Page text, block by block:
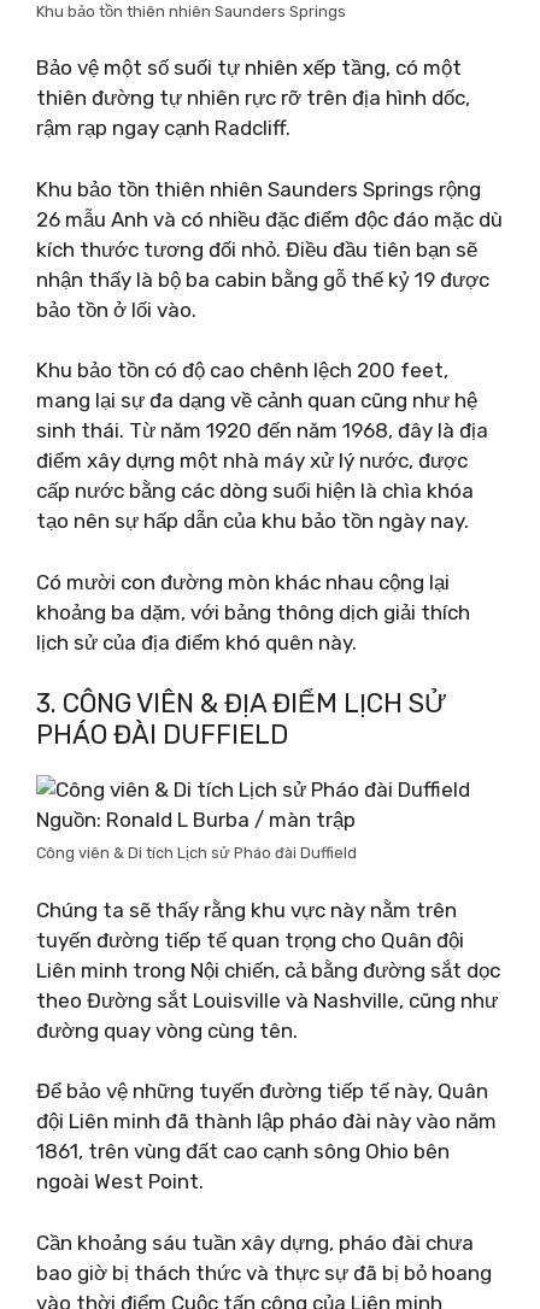
Khu bảo tồn thiên nhiên Saunders Springs
Bảo vệ một số suối tự nhiên xếp tầng, có một
thiên đường tự nhiên rực rỡ trên địa hình dốc,
rậm rạp ngay cạnh Radcliff.
Khu bảo tồn thiên nhiên Saunders Springs rộng
26 mẫu Anh và có nhiều đặc điểm độc đáo mặc dù
kích thước tương đối nhỏ. Điều đầu tiên bạn sẽ
nhận thấy là bộ ba cabin bằng gỗ thế kỷ 19 được
bảo tồn ở lối vào.
Khu bảo tồn có độ cao chênh lệch 200 feet,
mang lại sự đa dạng về cảnh quan cũng như hệ
sinh thái. Từ năm 1920 đến năm 1968, đây là địa
điểm xây dựng một nhà máy xử lý nước, được
cấp nước bằng các dòng suối hiện là chìa khóa
tạo nên sự hấp dẫn của khu bảo tồn ngày nay.
Có mười con đường mòn khác nhau cộng lại
khoảng ba dặm, với bảng thông dịch giải thích
lịch sử của địa điểm khó quên này.
3. CÔNG VIÊN & ĐỊA ĐIỂM LỊCH SỬ
PHÁO ĐÀI DUFFIELD
Nguồn: Ronald L Burba / màn trập
Công viên & Di tích Lịch sử Pháo đài Duffield
Chúng ta sẽ thấy rằng khu vực này nằm trên
tuyến đường tiếp tế quan trọng cho Quân đội
Liên minh trong Nội chiến, cả bằng đường sắt dọc
theo Đường sắt Louisville và Nashville, cũng như
đường quay vòng cùng tên.
Để bảo vệ những tuyến đường tiếp tế này, Quân
đội Liên minh đã thành lập pháo đài này vào năm
1861, trên vùng đất cao cạnh sông Ohio bên
ngoài West Point.
Cần khoảng sáu tuần xây dựng, pháo đài chưa
bao giờ bị thách thức và thực sự đã bị bỏ hoang
vào thời điểm Cuộc tấn công của Liên minh